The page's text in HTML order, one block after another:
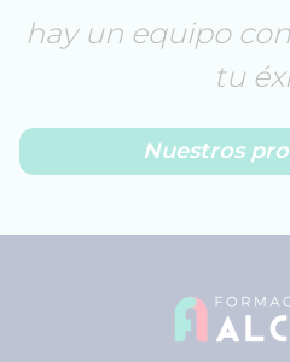
hay un equipo
tu
Nuestros